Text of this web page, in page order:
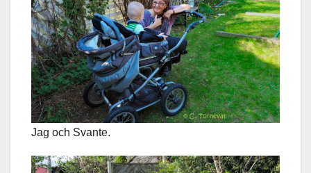
Jag och Svante.